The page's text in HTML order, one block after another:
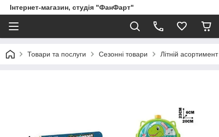
Інтернет-магазин, студія "ФанФарт"
Товари та послуги Сезонні товари Літній асортимент